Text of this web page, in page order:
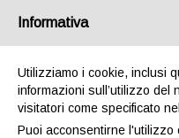
Informativa
Utilizziamo i cookie, inclusi
informazioni sull’utilizzo del
visitatori come specificato
Puoi acconsentirne l'utilizzo